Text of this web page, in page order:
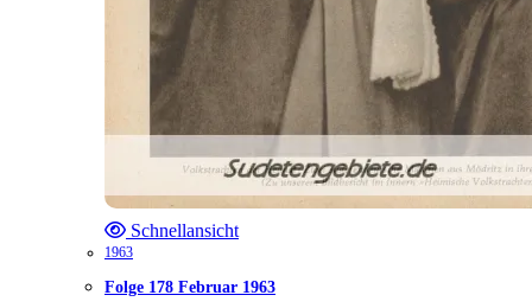
Schnellansicht
1963
Folge 178 Februar 1963